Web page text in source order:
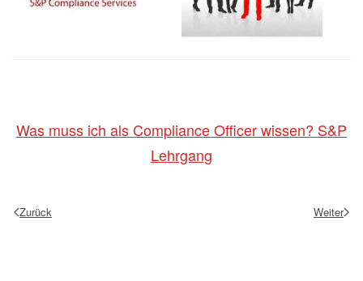
Was muss ich als Compliance Officer wissen? S&P
Lehrgang
Zurück Weiter